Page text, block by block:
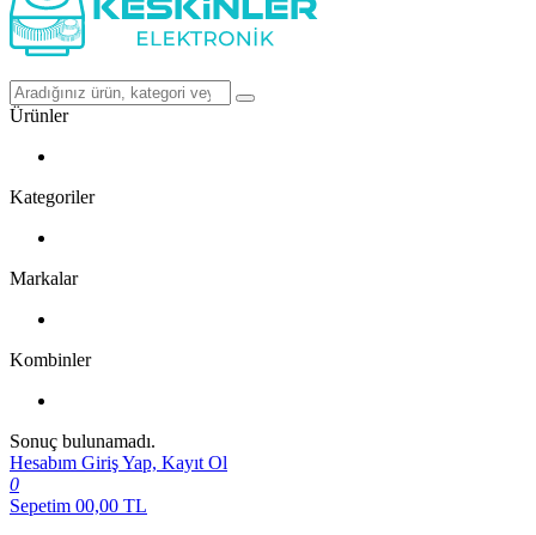
Ürünler
Kategoriler
Markalar
Kombinler
Sonuç bulunamadı.
Hesabım Giriş Yap, Kayıt Ol
0
Sepetim 00,00 TL